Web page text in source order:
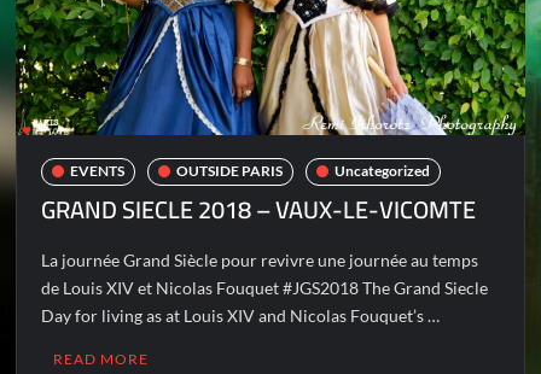
EVENTS OUTSIDE PARIS Uncategorized
GRAND SIECLE 2018 – VAUX-LE-VICOMTE
La journée Grand Siècle pour revivre une journée au temps
de Louis XIV et Nicolas Fouquet #JGS2018 The Grand Siecle
Day for living as at Louis XIV and Nicolas Fouquet’s …
READ MORE